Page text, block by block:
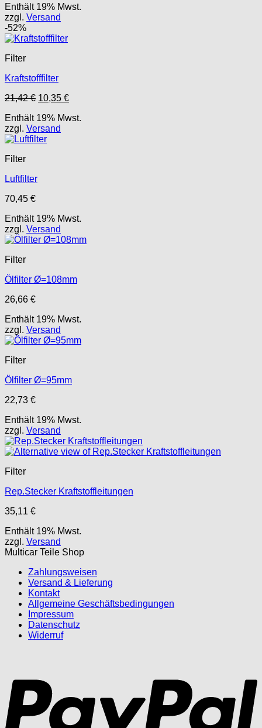
Enthält 19% Mwst.
zzgl. Versand
-52%
Filter
Kraftstofffilter
21,42€ Ursprünglicher
war:
21,42 €
10,35 €Aktueller
ist:
Enthält 19% Mwst.
zzgl. Versand
Filter
Luftfilter
70,45 €
Enthält 19% Mwst.
zzgl. Versand
Filter
Ölfilter Ø=108mm
26,66 €
Enthält 19% Mwst.
zzgl. Versand
Filter
Ölfilter Ø=95mm
22,73 €
Enthält 19% Mwst.
zzgl. Versand
Filter
Rep.Stecker Kraftstoffleitungen
35,11 €
Enthält 19% Mwst.
zzgl. Versand
Multicar Teile Shop
Zahlungsweisen
Versand & Lieferung
Kontakt
Allgemeine Geschäftsbedingungen
Impressum
Datenschutz
Widerruf